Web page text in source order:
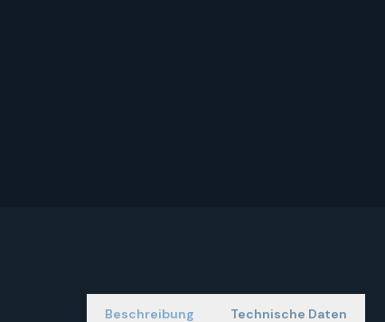
Beschreibung Technische Daten